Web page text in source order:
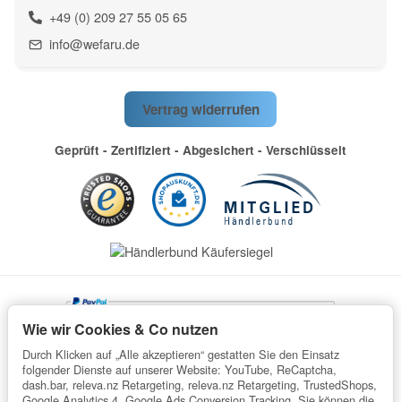
+49 (0) 209 27 55 05 65
info@wefaru.de
Vertrag widerrufen
Geprüft - Zertifiziert - Abgesichert - Verschlüsselt
Wie wir Cookies & Co nutzen
Durch Klicken auf „Alle akzeptieren“ gestatten Sie den Einsatz
folgender Dienste auf unserer Website: YouTube, ReCaptcha,
dash.bar, releva.nz Retargeting, releva.nz Retargeting, TrustedShops,